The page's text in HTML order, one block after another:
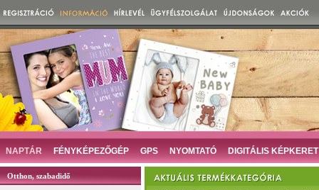
NAPTÁR FÉNYKÉPEZŐGÉP GPS NYOMTATÓ DIGITÁLIS KÉPKERET
Otthon, szabadidő